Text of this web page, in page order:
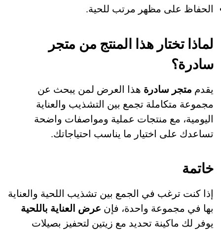
الحفاظ على مظهر مرتب للحية.
لماذا تختار هذا المنتج من متجر
سادرة؟
يقدم متجر سادرة هذا العرض لمن يبحث عن
مجموعة متكاملة تجمع بين التشذيب والعناية
اليومية، مع منتجات عملية ومواصفات واضحة
تساعدك على اختيار ما يناسب احتياجاتك.
خاتمة
إذا كنت ترغب في الجمع بين تشذيب اللحية والعناية
بها في مجموعة واحدة، فإن عرض العناية باللحية
يوفر لك ماكينة تحديد مع زيتين لتحفيز بصيلات